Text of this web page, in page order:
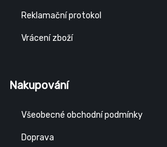
Reklamační protokol
Vrácení zboží
Nakupování
Všeobecné obchodní podmínky
Doprava